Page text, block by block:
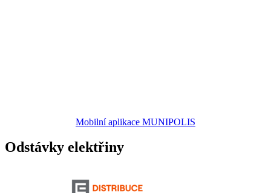
Mobilní aplikace MUNIPOLIS
Odstávky elektřiny